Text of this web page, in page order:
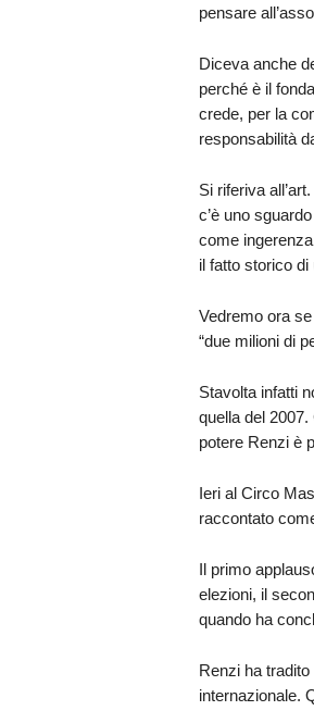
pensare
Diceva anche
perché è il
crede, per la
responsabilità
Si riferiva
c’è uno
come
il fatto storico
Vedremo ora
“due milioni di
Stavolta infatti
quella del
potere Renzi è
Ieri al Circo
raccontato
Il primo
elezioni, il
quando ha
Renzi ha
internazionale.